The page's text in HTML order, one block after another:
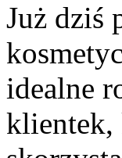
Już dziś
idealne
klientek,